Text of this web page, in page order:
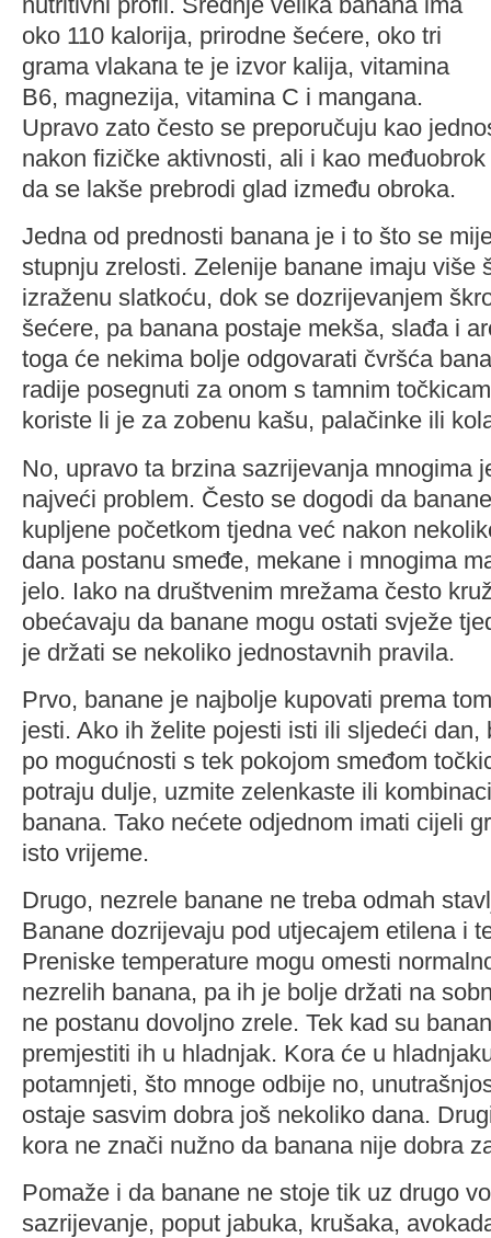
oko 110 kalorija, prirodne šećere, oko tri
grama vlakana te je izvor kalija, vitamina
B6, magnezija, vitamina C i mangana.
Upravo zato često se preporučuju kao
nakon fizičke aktivnosti, ali i kao
da se lakše prebrodi glad između obroka.
Jedna od prednosti banana je i to što se
stupnju zrelosti. Zelenije banane imaju više
izraženu slatkoću, dok se dozrijevanjem
šećere, pa banana postaje mekša, slađa i
toga će nekima bolje odgovarati čvršća
radije posegnuti za onom s tamnim
koriste li je za zobenu kašu, palačinke ili
No, upravo ta brzina sazrijevanja mnogima
najveći problem. Često se dogodi da banane
kupljene početkom tjedna već nakon
dana postanu smeđe, mekane i mnogima
jelo. Iako na društvenim mrežama često
obećavaju da banane mogu ostati svježe
je držati se nekoliko jednostavnih pravila.
Prvo, banane je najbolje kupovati prema
jesti. Ako ih želite pojesti isti ili sljedeći dan,
po mogućnosti s tek pokojom smeđom
potraju dulje, uzmite zelenkaste ili
banana. Tako nećete odjednom imati cijeli
isto vrijeme.
Drugo, nezrele banane ne treba odmah
Banane dozrijevaju pod utjecajem etilena i
Preniske temperature mogu omesti
nezrelih banana, pa ih je bolje držati na
ne postanu dovoljno zrele. Tek kad su
premjestiti ih u hladnjak. Kora će u
potamnjeti, što mnoge odbije no,
ostaje sasvim dobra još nekoliko dana.
kora ne znači nužno da banana nije dobra
Pomaže i da banane ne stoje tik uz drugo
sazrijevanje, poput jabuka, krušaka,